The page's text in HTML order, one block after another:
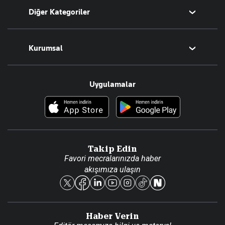
Tüm Yazarlar
Diğer Kategoriler
Magazin
Teknoloji
Resmî Ilanlar
Foto Haber
Kurumsal
Hakkımızda
Künye
Reklam Ver
Uygulamalar
Takip Edin
Favori mecralarınızda haber
akışımıza ulaşın
Haber Verin